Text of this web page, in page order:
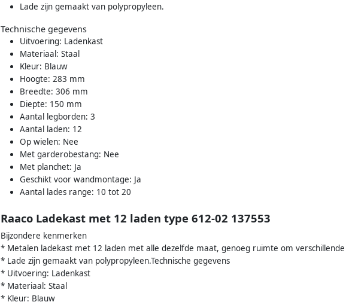
Lade zijn gemaakt van polypropyleen.
Technische gegevens
Uitvoering: Ladenkast
Materiaal: Staal
Kleur: Blauw
Hoogte: 283 mm
Breedte: 306 mm
Diepte: 150 mm
Aantal legborden: 3
Aantal laden: 12
Op wielen: Nee
Met garderobestang: Nee
Met planchet: Ja
Geschikt voor wandmontage: Ja
Aantal lades range: 10 tot 20
Raaco Ladekast met 12 laden type 612-02 137553
Bijzondere kenmerken
* Metalen ladekast met 12 laden met alle dezelfde maat, genoeg ruimte om
* Lade zijn gemaakt van polypropyleen.Technische gegevens
* Uitvoering: Ladenkast
* Materiaal: Staal
* Kleur: Blauw